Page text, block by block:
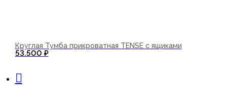
Круглая Тумба прикроватная TENSE с ящиками
53.500 ₽